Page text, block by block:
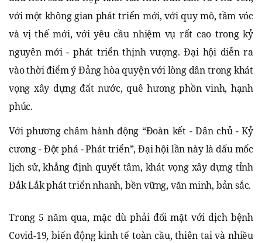
với một không gian phát triển mới, với quy mô, tầm vóc
và vị thế mới, với yêu cầu nhiệm vụ rất cao trong kỷ
nguyên mới - phát triển thịnh vượng. Đại hội diễn ra
vào thời điểm ý Đảng hòa quyện với lòng dân trong khát
vọng xây dựng đất nước, quê hương phồn vinh, hạnh
phúc.
Với phương châm hành động “Đoàn kết - Dân chủ - Kỷ
cương - Đột phá - Phát triển”, Đại hội lần này là dấu mốc
lịch sử, khẳng định quyết tâm, khát vọng xây dựng tỉnh
Đắk Lắk phát triển nhanh, bền vững, văn minh, bản sắc.
Trong 5 năm qua, mặc dù phải đối mặt với dịch bệnh
Covid-19, biến động kinh tế toàn cầu, thiên tai và nhiều